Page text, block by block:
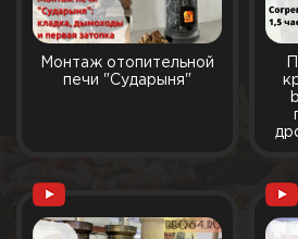
Монтаж отопительной
печи "Сударыня"